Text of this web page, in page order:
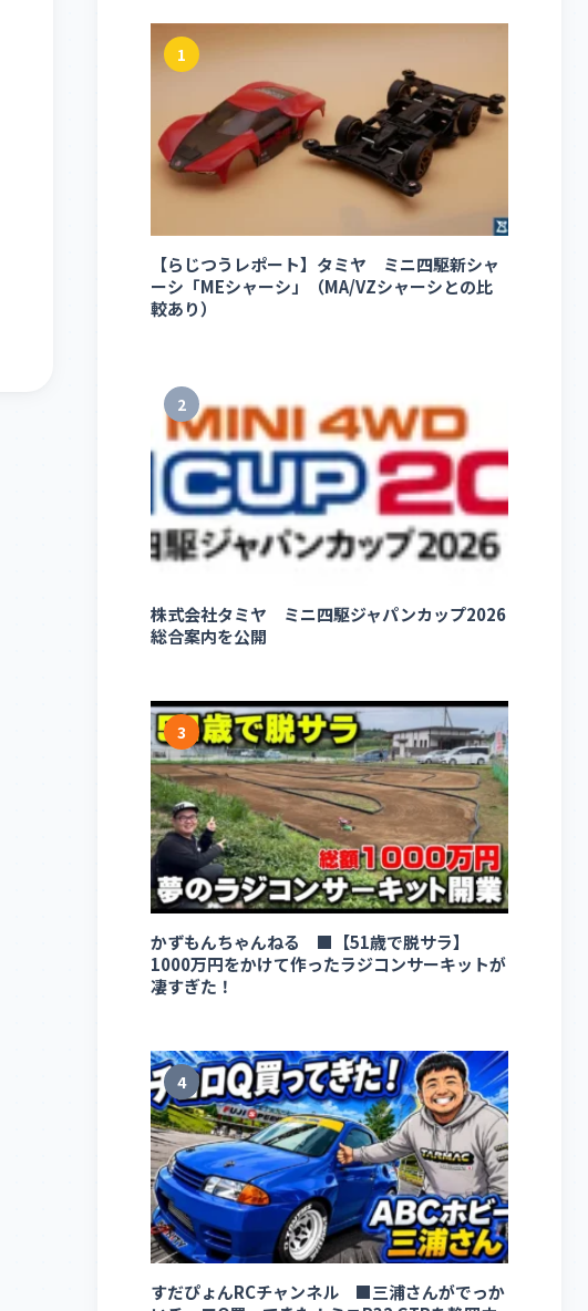
1
【らじつうレポート】タミヤ ミニ四駆新シャ
ーシ「MEシャーシ」（MA/VZシャーシとの比
較あり）
2
株式会社タミヤ ミニ四駆ジャパンカップ2026
総合案内を公開
3
かずもんちゃんねる ■【51歳で脱サラ】
1000万円をかけて作ったラジコンサーキットが
凄すぎた！
4
すだぴょんRCチャンネル ■三浦さんがでっか